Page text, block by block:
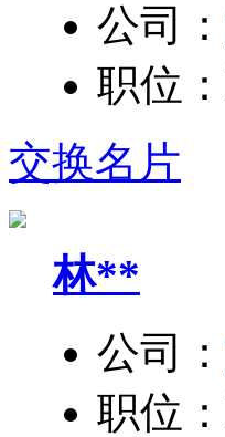
公司：
职位：
交换名片
林**
公司：
职位：